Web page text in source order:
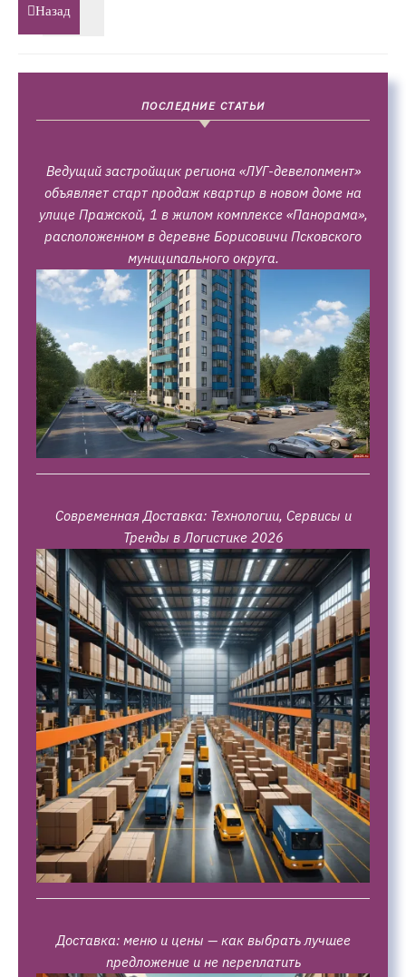
Назад
ПОСЛЕДНИЕ СТАТЬИ
Ведущий застройщик региона «ЛУГ-девелопмент»
объявляет старт продаж квартир в новом доме на
улице Пражской, 1 в жилом комплексе «Панорама»,
расположенном в деревне Борисовичи Псковского
муниципального округа.
Современная Доставка: Технологии, Сервисы и
Тренды в Логистике 2026
Доставка: меню и цены — как выбрать лучшее
предложение и не переплатить